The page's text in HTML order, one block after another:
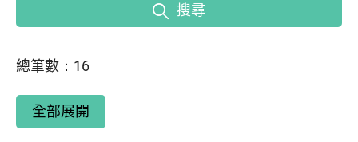
搜尋
總筆數：16
全部展開